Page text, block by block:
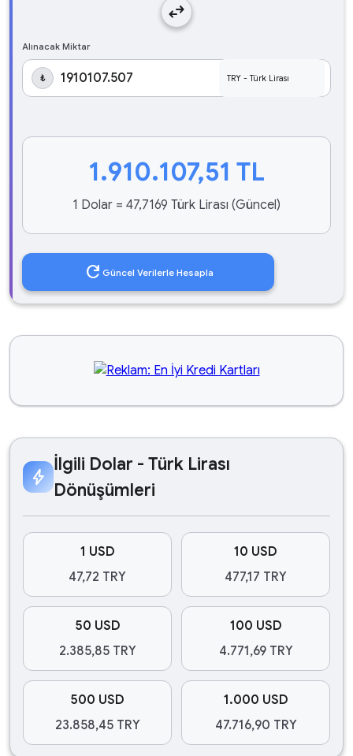
swap_horiz
Alınacak Miktar
₺
1.910.107,51 TL
1 Dolar = 47,7169 Türk Lirası (Güncel)
refresh Güncel Verilerle Hesapla
bolt
İlgili Dolar - Türk Lirası
Dönüşümleri
1 USD
47,72 TRY
10 USD
477,17 TRY
50 USD
2.385,85 TRY
100 USD
4.771,69 TRY
500 USD
23.858,45 TRY
1.000 USD
47.716,90 TRY